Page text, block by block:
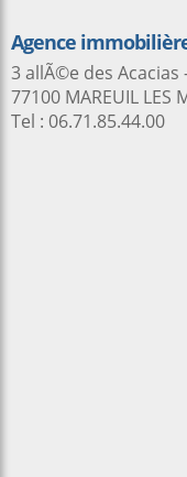
Agence
3 allÃ©e des
77100 MAREUIL LES
Tel : 06.71.85.44.00